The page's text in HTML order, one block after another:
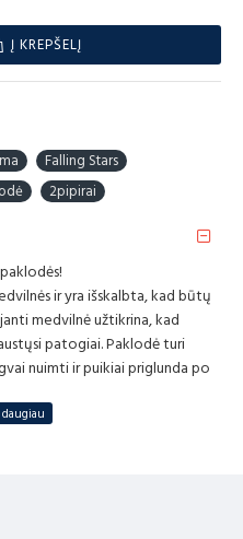
Į KREPŠELĮ
Falling Stars
2pipirai
ir yra išskalbta, kad būtų
medvilnė užtikrina, kad
patogiai. Paklodė turi
nuimti ir puikiai priglunda po